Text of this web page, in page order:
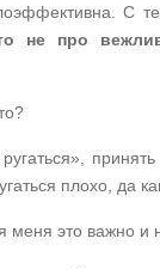
С
не про
плохо, да
меня это важно и